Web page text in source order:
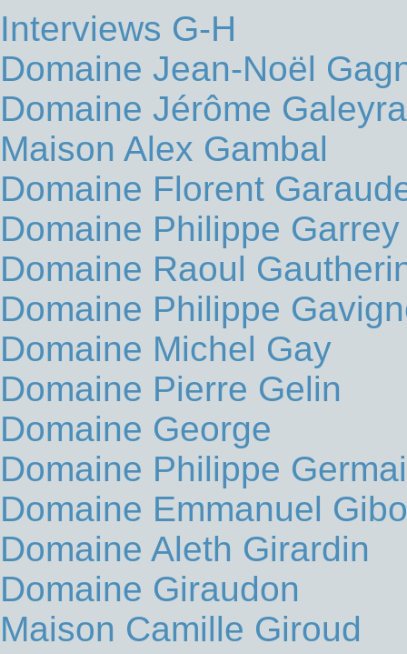
Interviews G-H
Domaine Jean-Noël
Domaine Jérôme
Maison Alex Gambal
Domaine Florent
Domaine Philippe Garrey
Domaine Raoul
Domaine Philippe
Domaine Michel Gay
Domaine Pierre Gelin
Domaine George
Domaine Philippe
Domaine Emmanuel
Domaine Aleth Girardin
Domaine Giraudon
Maison Camille Giroud